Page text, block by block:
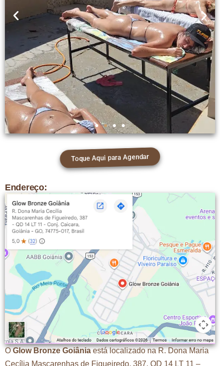
Toque Aqui para Agendar
Endereço:
OGlow Bronze Goiâniaestá localizado na R. Dona Maria
Cecília Mascarenhas de Figueiredo, 387, QD 14 LT 11 –